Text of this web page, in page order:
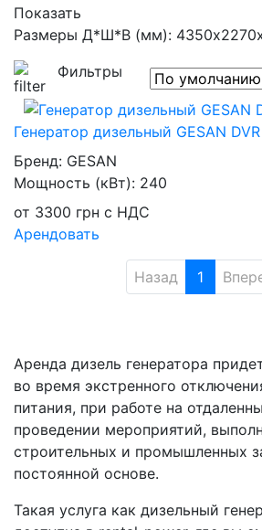
Показать
Размеры Д*Ш*В (мм):
Фильтры
Генератор дизельный GESAN
Бренд: GESAN
Мощность (кВт): 240
от 3300 грн с НДС
Арендовать
Назад 1
Аренда дизель генератора
во время экстренного
питания, при работе на
проведении мероприятий,
строительных и промышленных
постоянной основе.
Такая услуга как дизельный